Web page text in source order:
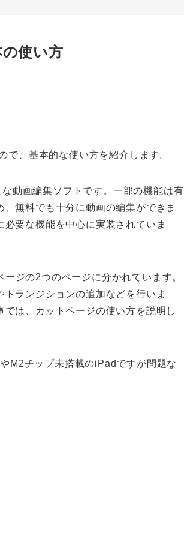
使い方
で、基本的な使い方を紹介します。
動画編集ソフトです。一部の機能は有
無料でも十分に動画の編集ができま
要な機能を中心に実装されていま
ジの2つのページに分かれています。
ランジションの追加などを行いま
は、カットページの使い方を説明し
M2チップ未搭載のiPadですが問題な